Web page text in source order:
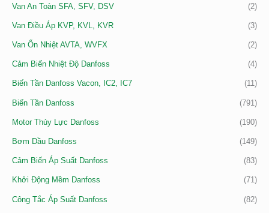
Van An Toàn SFA, SFV, DSV (2)
Van Điều Áp KVP, KVL, KVR (3)
Van Ổn Nhiệt AVTA, WVFX (2)
Cảm Biến Nhiệt Độ Danfoss (4)
Biến Tần Danfoss Vacon, IC2, IC7 (11)
Biến Tần Danfoss (791)
Motor Thủy Lực Danfoss (190)
Bơm Dầu Danfoss (149)
Cảm Biến Áp Suất Danfoss (83)
Khởi Động Mềm Danfoss (71)
Công Tắc Áp Suất Danfoss (82)
HA